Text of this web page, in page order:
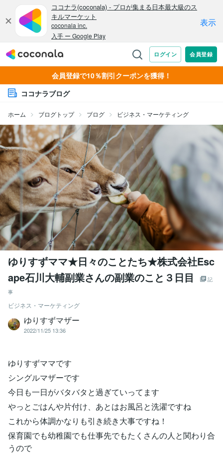
会員登録で10％割引クーポンを獲得！
ココナラブログ
ホーム ブログトップ ブログ ビジネス・マーケティング
ゆりすずママ★日々のことたち★株式会社Esc
ape石川大輔副業さんの副業のこと３日目
記
事
ビジネス・マーケティング
ゆりすずマザー
2022/11/25 13:36
ゆりすずママです
シングルマザーです
今日も一日がバタバタと過ぎていってます
やっとごはんや片付け、あとはお風呂と洗濯ですね
これから体調かなりも引き続き大事ですね！
保育園でも幼稚園でも仕事先でもたくさんの人と関わり合
うので